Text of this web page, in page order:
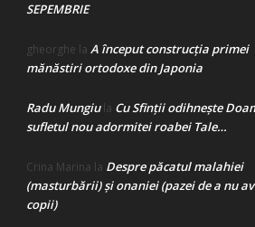
SEPEMBRIE
gheorghe la A început construcţia primei
mănăstiri ortodoxe din Japonia
Radu Mungiula Cu Sfinții odihnește
sufletul nou adormitei roabei Tale…
Crina Marina la Despre păcatul malahiei
(masturbării) şi onaniei (pazei de a nu
copii)